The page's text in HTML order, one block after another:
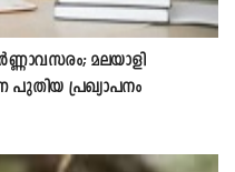
മലയാളി
പുതിയ പ്രഖ്യാപനം